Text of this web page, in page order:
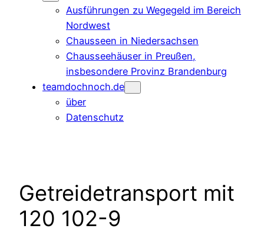
Ausführungen zu Wegegeld im Bereich
Nordwest
Chausseen in Niedersachsen
Chausseehäuser in Preußen,
insbesondere Provinz Brandenburg
teamdochnoch.de
über
Datenschutz
Getreidetransport mit
120 102-9